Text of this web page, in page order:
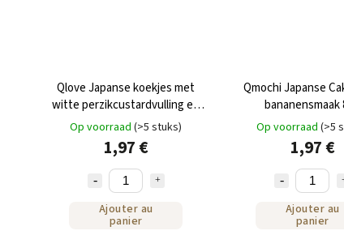
Qlove Japanse koekjes met
witte perzikcustardvulling en
premium mini mochi (80 g)
Op voorraad (>5 stuks)
1,97 €
Ajouter au
panier
Qmochi Japanse
bananensmaak
Op voorraad (>5
1,97 €
Ajouter au
panier